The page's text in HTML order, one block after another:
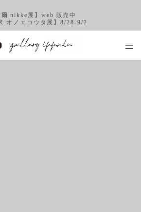
爾 nikke展】web 販売中
オノエコウタ展】8/28-9/2